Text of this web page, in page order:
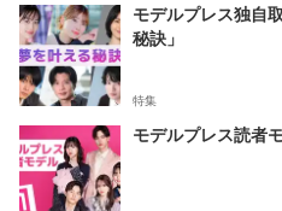
モデルプレス独自
秘訣」
特集
モデルプレス読者